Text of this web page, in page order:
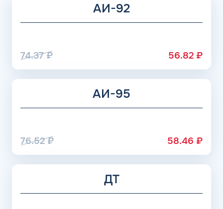
АИ-92
74.37₽ 56.82 ₽
АИ-95
76.52₽ 58.46 ₽
ДТ